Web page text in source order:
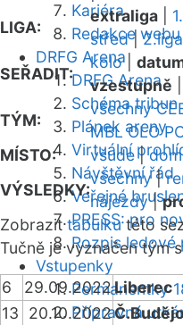
Kariéra
Redakce webu
DRFG Arena
DRFG Arena
Schéma tribun
Plánek areny
Virtuální
Návštěvní řád
Veřejné
PRESS: pro
Rozpis ledové
Vstupenky
Permanentky
Přípravná
LIGA:
extraliga
střed|
SEŘADIT:
kolo|
vzestupně
TÝM:
všechny
MBL OLO
MÍSTO:
všude|
VÝSLEDKY:
všechny|
nájezdy|
Zobrazittabulkutéto
Tučně je vyznačen tým
6 29.09.2022Liberec
13
20.10.2022